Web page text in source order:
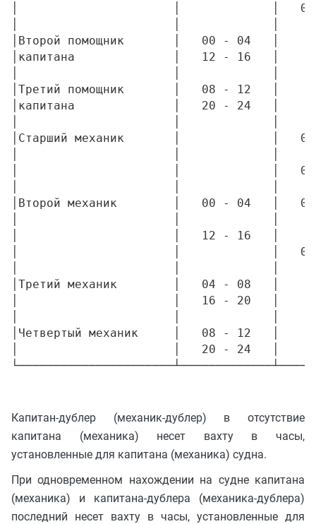
│                      │             │   06
│Второй помощник       │   00 - 04
│капитана              │   12 - 16
│Третий помощник       │   08 - 12
│капитана              │   20 - 24
│Старший механик       │             │
│                      │             │   06
│Второй механик        │   00 - 04   │
│                      │   12 - 16   │
│                      │             │   00
│Третий механик        │   04 - 08
│                      │   16 - 20   │
│Четвертый механик     │   08 - 12
│                      │   20 - 24   │
Капитан-дублер (механик-дублер) в отсутствие
капитана (механика) несет вахту в часы,
установленные для капитана (механика) судна.
При одновременном нахождении на судне капитана
(механика) и капитана-дублера (механика-дублера)
последний несет вахту в часы, установленные для